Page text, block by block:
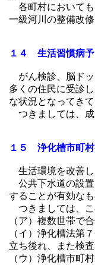
各町村においても
一級河川の整備改
１４ 生活習慣病
がん検診、脳ドッ
多くの住民に受診
な状況となってきて
つきましては、成
１５ 浄化槽市町
生活環境を改善し
公共下水道の設置
することが有効な
つきましては、こ
（ア）複数世帯で
（イ）浄化槽法第
立ち後れ、また検
（ウ）浄化槽市町